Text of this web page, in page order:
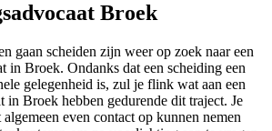
Broek
gaan scheiden zijn weer op zoek naar een
in Broek. Ondanks dat een scheiding een
gelegenheid is, zul je flink wat aan een
in Broek hebben gedurende dit traject. Je
even contact op kunnen nemen